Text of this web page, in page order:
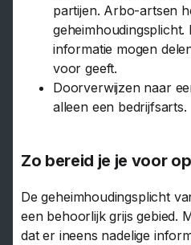
partijen. Arbo-artsen
geheimhoudingsplicht.
informatie mogen
voor geeft.
Doorverwijzen naar
alleen een bedrijfsarts.
Zo bereid je je voor
De geheimhoudingsplicht
een behoorlijk grijs gebied.
dat er ineens nadelige